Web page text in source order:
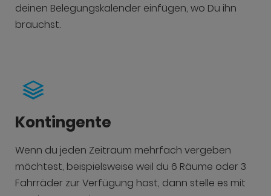
deinen Belegungskalender einfügen, wo Du ihn
brauchst.
Kontingente
Wenn du jeden Zeitraum mehrfach vergeben
möchtest, beispielsweise weil du 6 Räume oder 3
Fahrräder zur Verfügung hast, dann stelle es mit